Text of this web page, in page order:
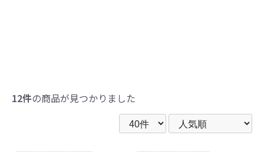
12件の商品が見つかりました